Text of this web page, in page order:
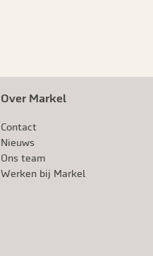
Over Markel
Contact
Nieuws
Ons team
Werken bij Markel